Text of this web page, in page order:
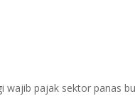
wajib pajak sektor panas